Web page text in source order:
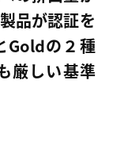
品が認証を
Goldの２種
厳しい基準